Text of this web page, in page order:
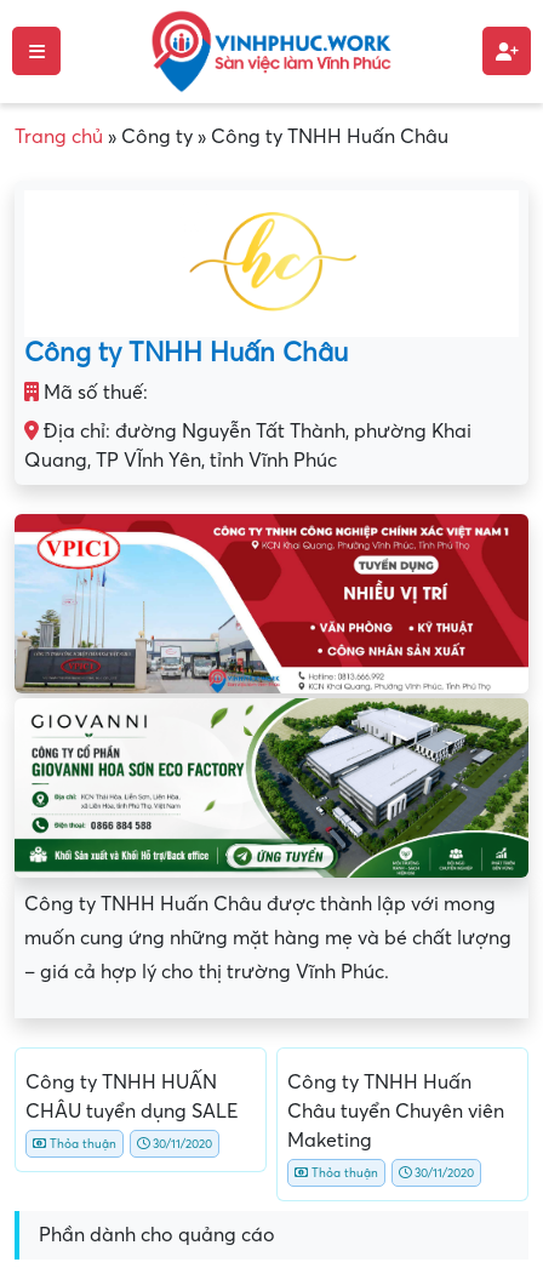
Trang chủ » Công ty » Công ty TNHH Huấn Châu
Công ty TNHH Huấn Châu
Mã số thuế:
Địa chỉ: đường Nguyễn Tất Thành, phường Khai
Quang, TP VĨnh Yên, tỉnh Vĩnh Phúc
Công ty TNHH Huấn Châu được thành lập với mong
muốn cung ứng những mặt hàng mẹ và bé chất lượng
– giá cả hợp lý cho thị trường Vĩnh Phúc.
Công ty TNHH HUẤN
CHÂU tuyển dụng SALE
Thỏa thuận 30/11/2020
Công ty TNHH Huấn
Châu tuyển Chuyên viên
Maketing
Thỏa thuận 30/11/2020
Phần dành cho quảng cáo